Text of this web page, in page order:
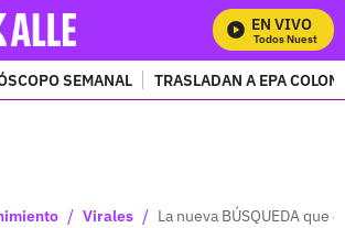
EN VIVO
Mira Todos Nuestros
SEMANAL TRASLADAN A EPA
/ Virales / La nueva BÚSQUEDA